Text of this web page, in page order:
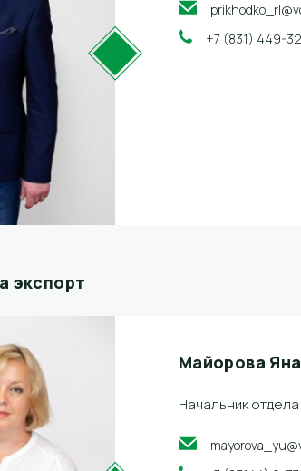
+7 (831) 449-
экспорт
Майорова
Начальник